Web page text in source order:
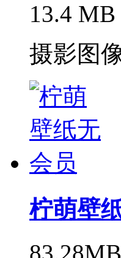
13.4 MB
摄影图
柠萌壁
83.28MB